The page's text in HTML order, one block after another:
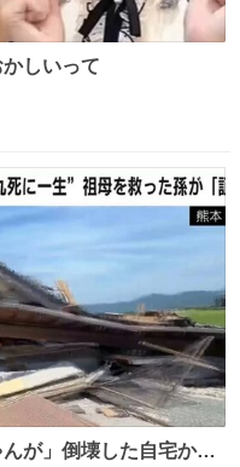
しいって
が」倒壊した自宅から